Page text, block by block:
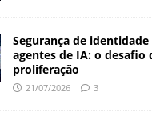
Segurança de identidade
agentes de IA: o desafio
proliferação
21/07/2026 3